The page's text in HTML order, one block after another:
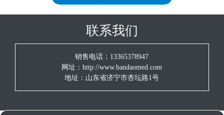
联系我们
销售电话：13365378947
网址：http://www.bandaomed.com
地址：山东省济宁市杏坛路1号